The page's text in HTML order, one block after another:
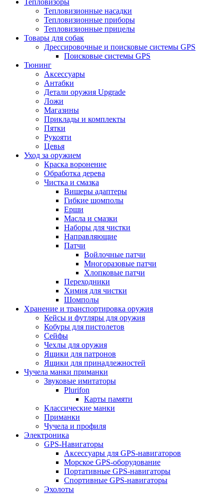
Тепловизоры
Тепловизионные насадки
Тепловизионные приборы
Тепловизионные прицелы
Товары для собак
Дрессировочные и поисковые системы GPS
Поисковые системы GPS
Тюнинг
Аксессуары
Антабки
Детали оружия Upgrade
Ложи
Магазины
Приклады и комплекты
Пятки
Рукояти
Цевья
Уход за оружием
Краска воронение
Обработка дерева
Чистка и смазка
Вишеры адаптеры
Гибкие шомполы
Ерши
Масла и смазки
Наборы для чистки
Направляющие
Патчи
Войлочные патчи
Многоразовые патчи
Хлопковые патчи
Переходники
Химия для чистки
Шомполы
Хранение и транспортировка оружия
Кейсы и футляры для оружия
Кобуры для пистолетов
Сейфы
Чехлы для оружия
Ящики для патронов
Ящики для принадлежностей
Чучела манки приманки
Звуковые имитаторы
Plurifon
Карты памяти
Классические манки
Приманки
Чучела и профиля
Электроника
GPS-Навигаторы
Аксессуары для GPS-навигаторов
Морское GPS-оборудование
Портативные GPS-навигаторы
Спортивные GPS-навигаторы
Эхолоты